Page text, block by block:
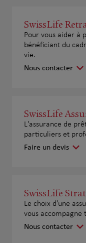
SwissLife
Pour vous aider à
bénéficiant du
vie.
Nous contacter
SwissLife
L'assurance de
particuliers et
Faire un devis
SwissLife
Le choix d'une
vous accompagne
Nous contacter